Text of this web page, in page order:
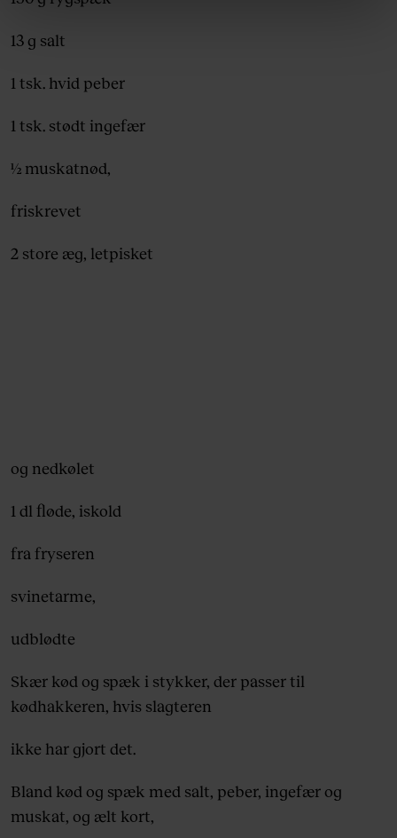
behandling af dine personoplysninger i forbindelse
13 g salt
1 tsk. hvid peber
1 tsk. stødt ingefær
½ muskatnød,
friskrevet
2 store æg, letpisket
og nedkølet
1 dl fløde, iskold
fra fryseren
svinetarme,
udblødte
Skær kød og spæk i stykker, der passer til
kødhakkeren, hvis slagteren
ikke har gjort det.
Bland kød og spæk med salt, peber, ingefær og
muskat, og ælt kort,